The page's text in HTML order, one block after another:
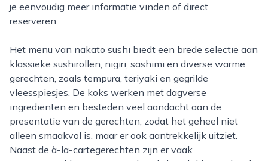
je eenvoudig meer informatie vinden of direct
reserveren.
Het menu van nakato sushi biedt een brede selectie aan
klassieke sushirollen, nigiri, sashimi en diverse warme
gerechten, zoals tempura, teriyaki en gegrilde
vleesspiesjes. De koks werken met dagverse
ingrediënten en besteden veel aandacht aan de
presentatie van de gerechten, zodat het geheel niet
alleen smaakvol is, maar er ook aantrekkelijk uitziet.
Naast de à-la-cartegerechten zijn er vaak